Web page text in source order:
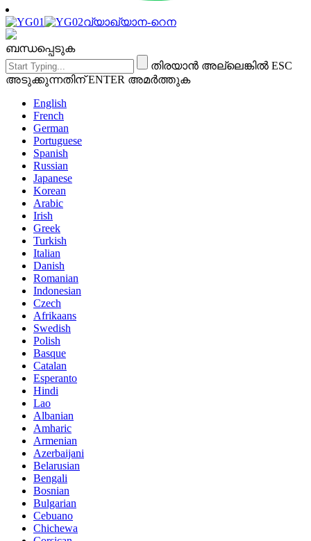
വ്യാഖ്യാന-റെന
ബന്ധപ്പെടുക
തിരയാൻ അല്ലെങ്കിൽ ESC
അടുക്കുന്നതിന് ENTER അമർത്തുക
English
French
German
Portuguese
Spanish
Russian
Japanese
Korean
Arabic
Irish
Greek
Turkish
Italian
Danish
Romanian
Indonesian
Czech
Afrikaans
Swedish
Polish
Basque
Catalan
Esperanto
Hindi
Lao
Albanian
Amharic
Armenian
Azerbaijani
Belarusian
Bengali
Bosnian
Bulgarian
Cebuano
Chichewa